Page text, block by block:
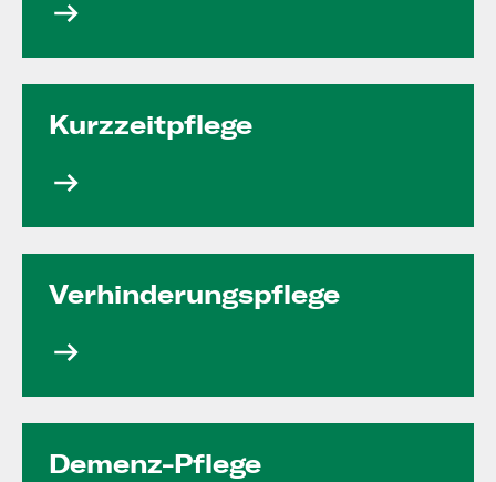
Kurzzeit­pflege
Verhinde­rungs­pflege
Demenz-Pflege